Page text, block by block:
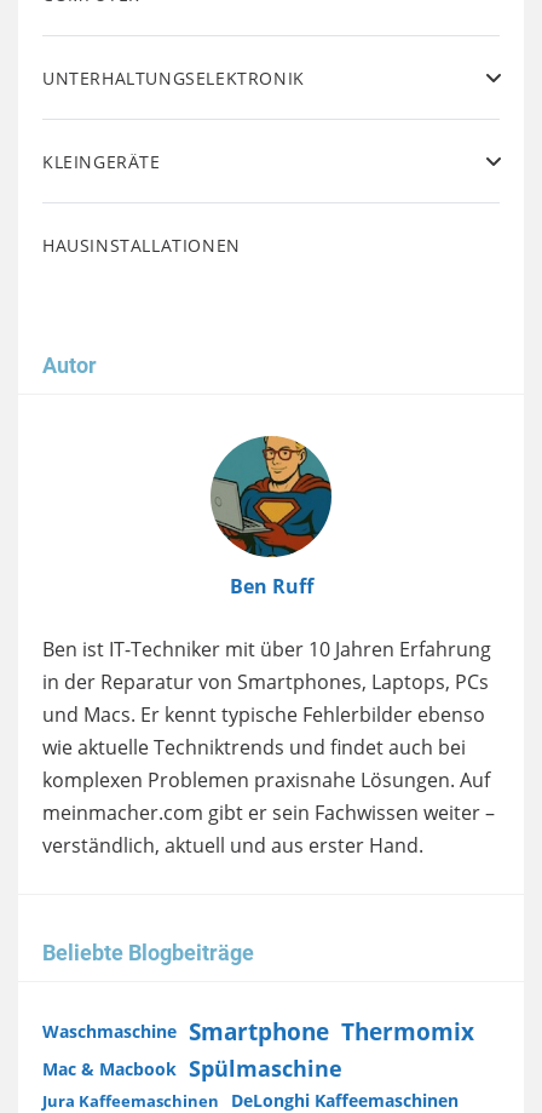
UNTERHALTUNGSELEKTRONIK
KLEINGERÄTE
HAUSINSTALLATIONEN
Autor
Ben Ruff
Ben ist IT-Techniker mit über 10 Jahren Erfahrung
in der Reparatur von Smartphones, Laptops, PCs
und Macs. Er kennt typische Fehlerbilder ebenso
wie aktuelle Techniktrends und findet auch bei
komplexen Problemen praxisnahe Lösungen. Auf
meinmacher.com gibt er sein Fachwissen weiter –
verständlich, aktuell und aus erster Hand.
Beliebte Blogbeiträge
Waschmaschine Smartphone Thermomix
Mac & Macbook Spülmaschine
Jura Kaffeemaschinen DeLonghi Kaffeemaschinen